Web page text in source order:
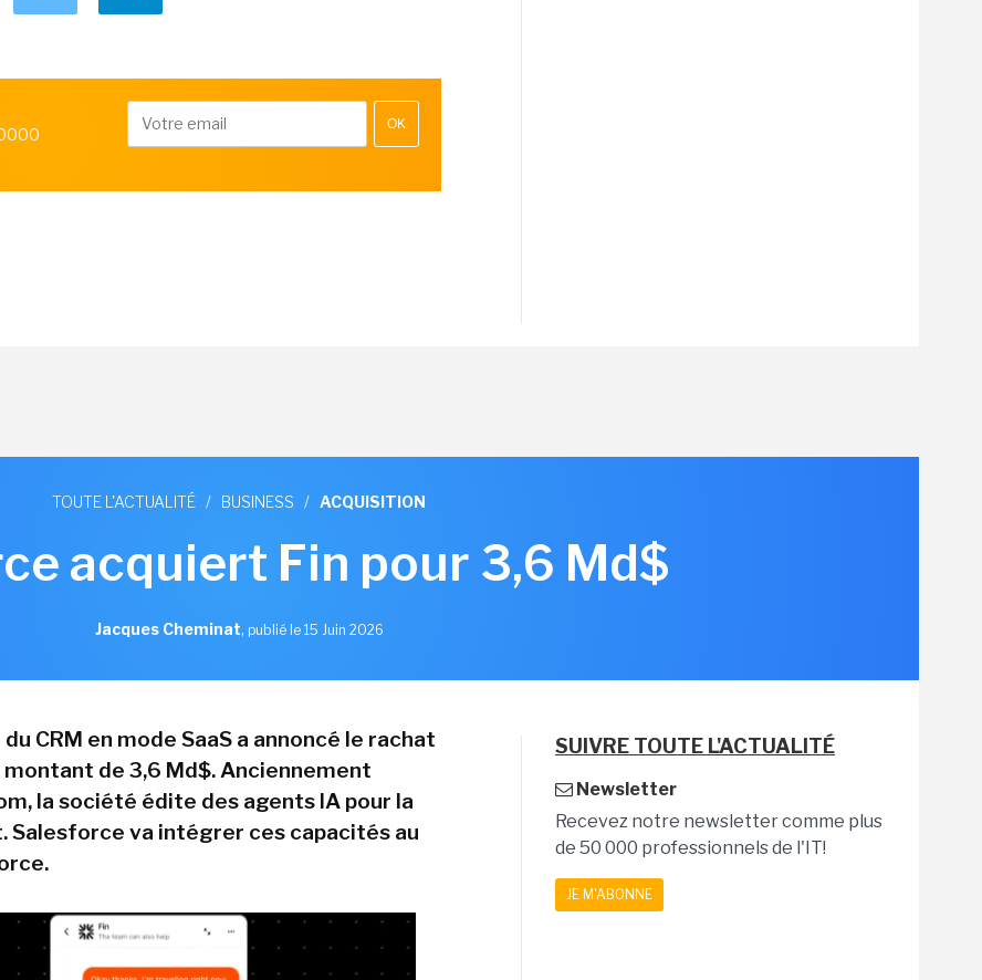
OK
TOUTE L'ACTUALITÉ / BUSINESS / ACQUISITION
acquiert Fin pour 3,6 Md$
Jacques Cheminat, publié le 15 Juin 2026
CRM en mode SaaS a annoncé le rachat
montant de 3,6 Md$. Anciennement
la société édite des agents IA pour la
Salesforce va intégrer ces capacités au
SUIVRE TOUTE L'ACTUALITÉ
Newsletter
Recevez notre newsletter comme plus
de 50 000 professionnels de l'IT!
JE M'ABONNE